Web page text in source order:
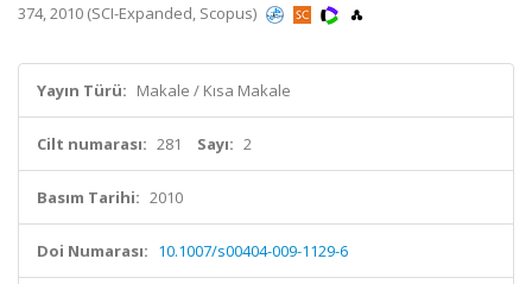
374, 2010 (SCI-Expanded, Scopus)
Yayın Türü: Makale / Kısa Makale
Cilt numarası: 281 Sayı: 2
Basım Tarihi: 2010
Doi Numarası: 10.1007/s00404-009-1129-6